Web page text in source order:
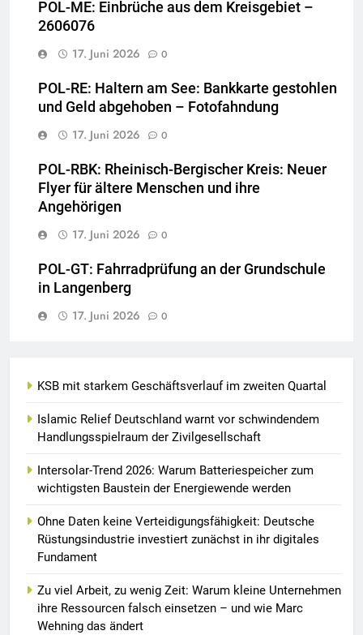
POL-ME: Einbrüche aus dem Kreisgebiet –
2606076
17. Juni 2026
0
POL-RE: Haltern am See: Bankkarte gestohlen
und Geld abgehoben – Fotofahndung
17. Juni 2026
0
POL-RBK: Rheinisch-Bergischer Kreis: Neuer
Flyer für ältere Menschen und ihre
Angehörigen
17. Juni 2026
0
POL-GT: Fahrradprüfung an der Grundschule
in Langenberg
17. Juni 2026
0
KSB mit starkem Geschäftsverlauf im zweiten Quartal
Islamic Relief Deutschland warnt vor schwindendem
Handlungsspielraum der Zivilgesellschaft
Intersolar-Trend 2026: Warum Batteriespeicher zum
wichtigsten Baustein der Energiewende werden
Ohne Daten keine Verteidigungsfähigkeit: Deutsche
Rüstungsindustrie investiert zunächst in ihr digitales
Fundament
Zu viel Arbeit, zu wenig Zeit: Warum kleine Unternehmen
ihre Ressourcen falsch einsetzen – und wie Marc
Wehning das ändert